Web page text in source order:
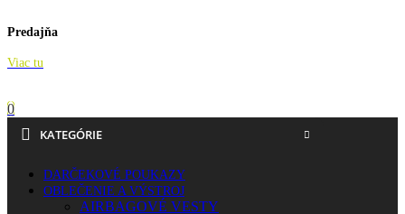
Predajňa
Viac tu
0
KATEGÓRIE
DARČEKOVÉ POUKAZY
OBLEČENIE A VÝSTROJ
AIRBAGOVÉ VESTY